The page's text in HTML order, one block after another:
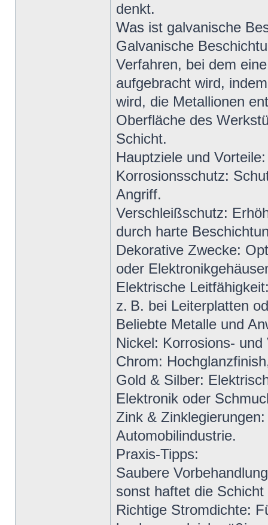
denkt.
Was ist galvanische
Galvanische
Verfahren, bei dem
aufgebracht wird,
wird, die Metallionen
Oberfläche des
Schicht.
Hauptziele und Vorteile:
Korrosionsschutz:
Angriff.
Verschleißschutz:
durch harte
Dekorative Zwecke:
oder
Elektrische
z. B. bei Leiterplatten
Beliebte Metalle und
Nickel: Korrosions-
Chrom:
Gold & Silber:
Elektronik oder
Zink &
Automobilindustrie.
Praxis-Tipps:
Saubere
sonst haftet die
Richtige Stromdichte: